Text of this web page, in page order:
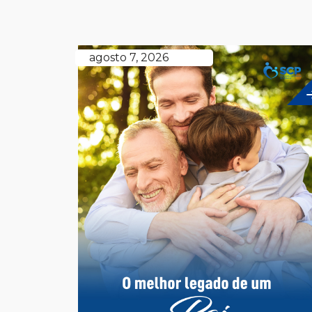
agosto 7, 2026